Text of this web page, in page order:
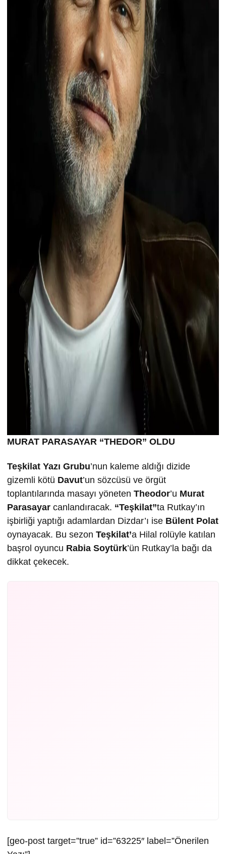
MURAT PARASAYAR “THEDOR” OLDU
Teşkilat Yazı Grubu’nun kaleme aldığı dizide
gizemli kötü Davut’un sözcüsü ve örgüt
toplantılarında masayı yöneten Theodor’u Murat
Parasayar canlandıracak. “Teşkilat”ta Rutkay’ın
işbirliği yaptığı adamlardan Dizdar’ı ise Bülent Polat
oynayacak. Bu sezon Teşkilat’a Hilal rolüyle katılan
başrol oyuncu Rabia Soytürk’ün Rutkay’la bağı da
dikkat çekecek.
[geo-post target=”true” id=”63225″ label=”Önerilen